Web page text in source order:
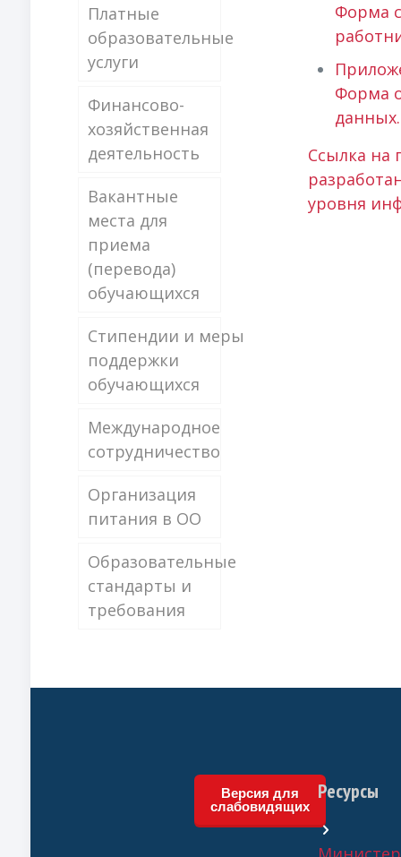
Форма
Форма
данных.
Ссылка на
уровня
Платные
образовательные
услуги
Финансово-
хозяйственная
деятельность
Вакантные
места для
приема
(перевода)
обучающихся
Стипендии и меры
поддержки
обучающихся
Международное
сотрудничество
Организация
питания в ОО
Образовательные
стандарты и
требования
Версия для
слабовидящих
Ресурсы